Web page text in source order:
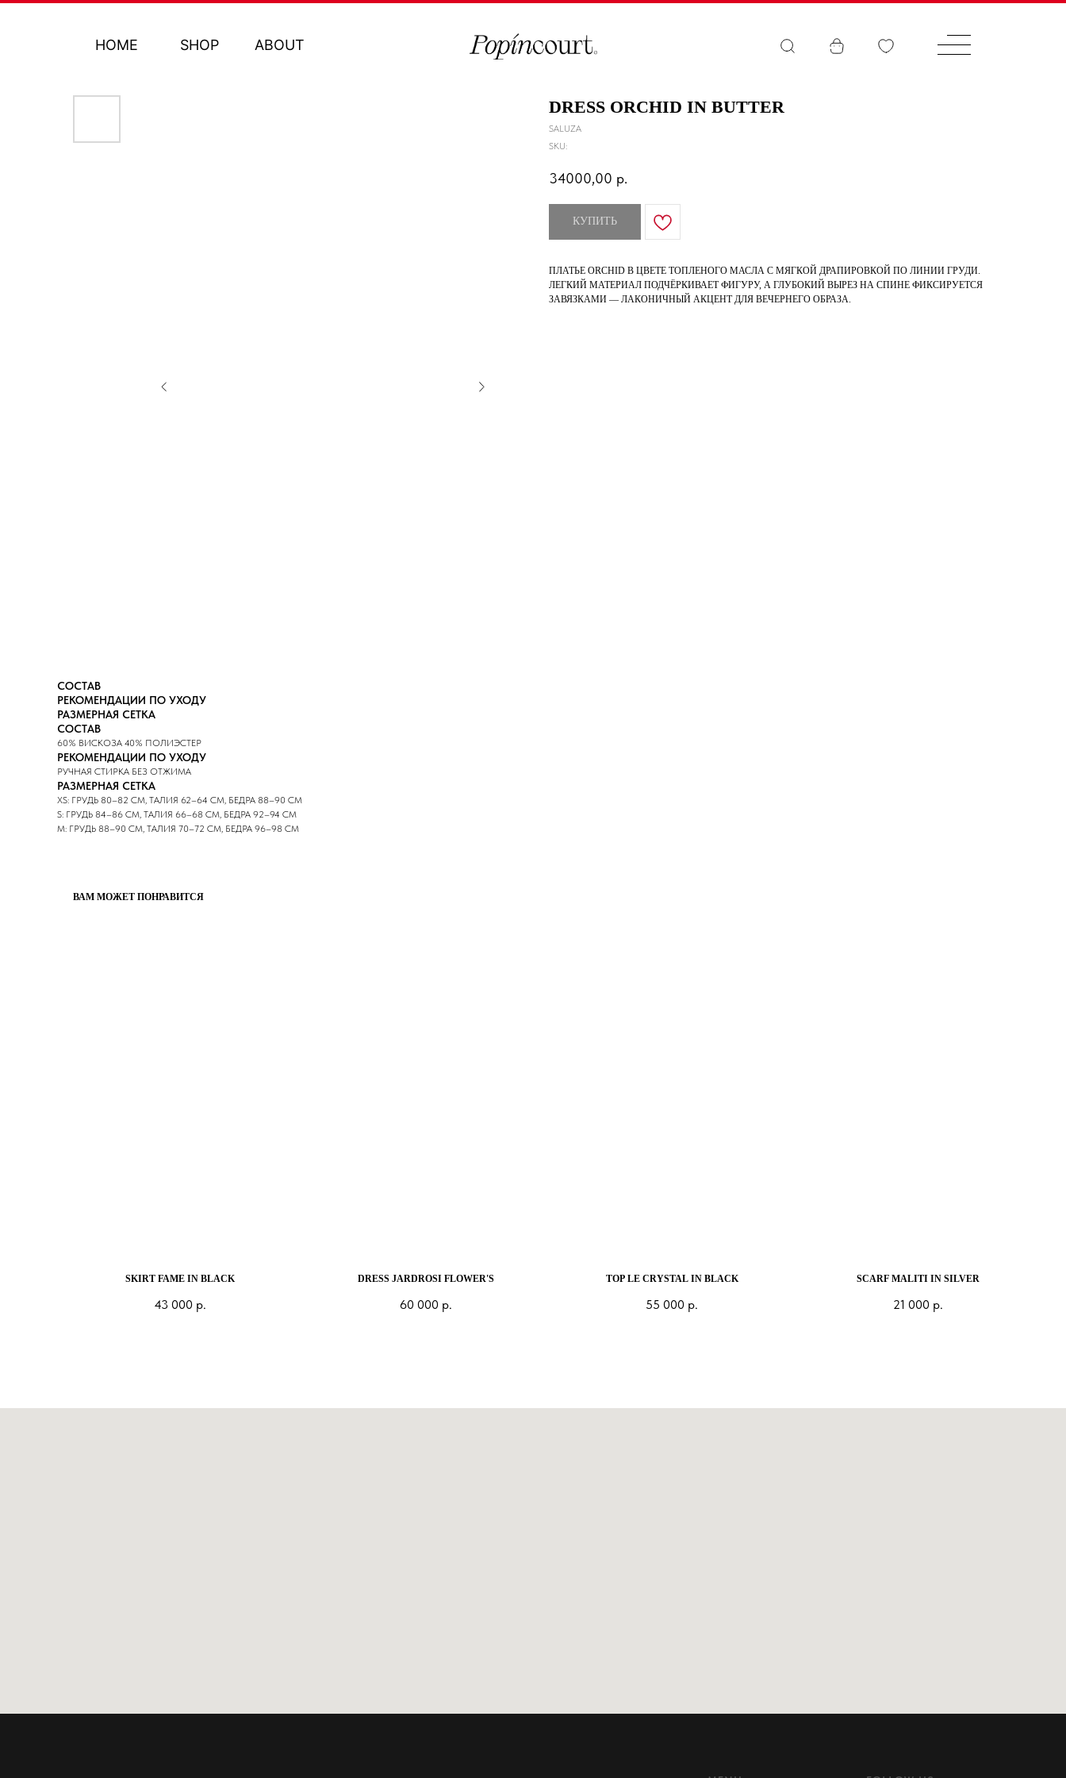
HOME ABOUT
SHOP
DRESS ORCHID IN BUTTER
SALUZA
SKU:
34000,00 р.
КУПИТЬ
ПЛАТЬЕ ORCHID В ЦВЕТЕ ТОПЛЕНОГО МАСЛА С МЯГКОЙ ДРАПИРОВКОЙ ПО ЛИНИИ ГРУДИ.
ЛЕГКИЙ МАТЕРИАЛ ПОДЧЁРКИВАЕТ ФИГУРУ, А ГЛУБОКИЙ ВЫРЕЗ НА СПИНЕ ФИКСИРУЕТСЯ
ЗАВЯЗКАМИ — ЛАКОНИЧНЫЙ АКЦЕНТ ДЛЯ ВЕЧЕРНЕГО ОБРАЗА.
СОСТАВ
РЕКОМЕНДАЦИИ ПО УХОДУ
РАЗМЕРНАЯ СЕТКА
СОСТАВ
60% ВИСКОЗА 40% ПОЛИЭСТЕР
РЕКОМЕНДАЦИИ ПО УХОДУ
РУЧНАЯ СТИРКА БЕЗ ОТЖИМА
РАЗМЕРНАЯ СЕТКА
XS: ГРУДЬ 80–82 СМ, ТАЛИЯ 62–64 СМ, БЕДРА 88–90 СМ
S: ГРУДЬ 84–86 СМ, ТАЛИЯ 66–68 СМ, БЕДРА 92–94 СМ
M: ГРУДЬ 88–90 СМ, ТАЛИЯ 70–72 СМ, БЕДРА 96–98 СМ
ВАМ МОЖЕТ ПОНРАВИТСЯ
SKIRT FAME IN BLACK
43 000 р.
DRESS JARDROSI FLOWER'S
60 000 р.
TOP LE CRYSTAL IN BLACK
55 000 р.
SCARF MALITI IN SILVER
21 000 р.